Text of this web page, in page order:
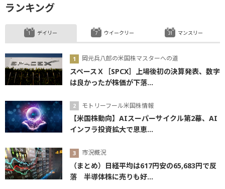
ランキング
デイリー
岡元兵八郎の米国株マスターへの道
スペースＸ［SPCX］上場後初の決算発表、数字
は良かったが株価が下落...
モトリーフール米国株情報
【米国株動向】AIスーパーサイクル第2幕、AI
インフラ投資拡大で恩恵...
市況概況
（まとめ）日経平均は617円安の65,683円で反
落 半導体株に売りも好...
ウイークリー マンスリー